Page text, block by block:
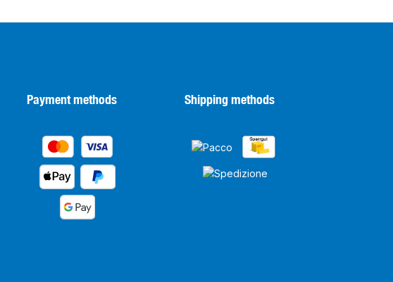
Payment methods Shipping methods